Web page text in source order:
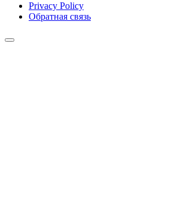
Privacy Policy
Обратная связь